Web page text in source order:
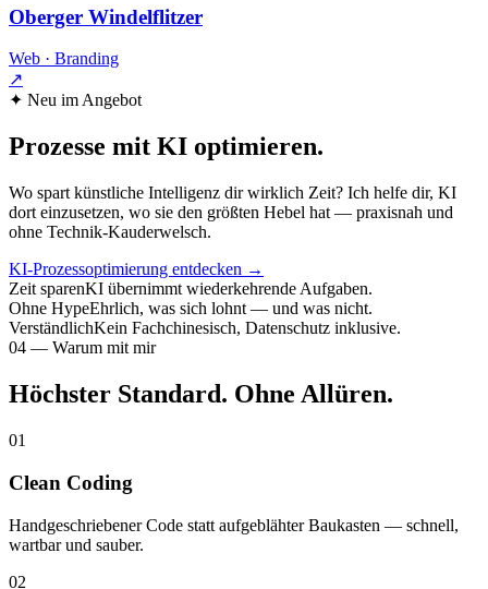
Oberger Windelflitzer
Web · Branding
↗
✦ Neu im Angebot
Prozesse mit KI optimieren.
Wo spart künstliche Intelligenz dir wirklich Zeit? Ich helfe dir, KI
dort einzusetzen, wo sie den größten Hebel hat — praxisnah und
ohne Technik-Kauderwelsch.
KI-Prozessoptimierung entdecken →
Zeit sparenKI übernimmt wiederkehrende Aufgaben.
Ohne HypeEhrlich, was sich lohnt — und was nicht.
VerständlichKein Fachchinesisch, Datenschutz inklusive.
04 — Warum mit mir
Höchster Standard. Ohne Allüren.
01
Clean Coding
Handgeschriebener Code statt aufgeblähter Baukasten — schnell,
wartbar und sauber.
02